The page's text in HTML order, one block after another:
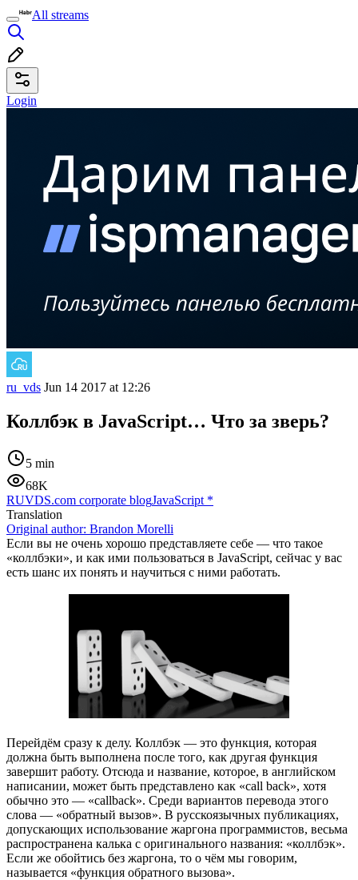
All streams
Login
ru_vds Jun 14 2017 at 12:26
Коллбэк в JavaScript… Что за зверь?
5 min
68K
RUVDS.com corporate blogJavaScript *
Translation
Original author: Brandon Morelli
Если вы не очень хорошо представляете себе — что такое
«коллбэки», и как ими пользоваться в JavaScript, сейчас у вас
есть шанс их понять и научиться с ними работать.
Перейдём сразу к делу. Коллбэк — это функция, которая
должна быть выполнена после того, как другая функция
завершит работу. Отсюда и название, которое, в английском
написании, может быть представлено как «call back», хотя
обычно это — «callback». Среди вариантов перевода этого
слова — «обратный вызов». В русскоязычных публикациях,
допускающих использование жаргона программистов, весьма
распространена калька с оригинального названия: «коллбэк».
Если же обойтись без жаргона, то о чём мы говорим,
называется «функция обратного вызова».